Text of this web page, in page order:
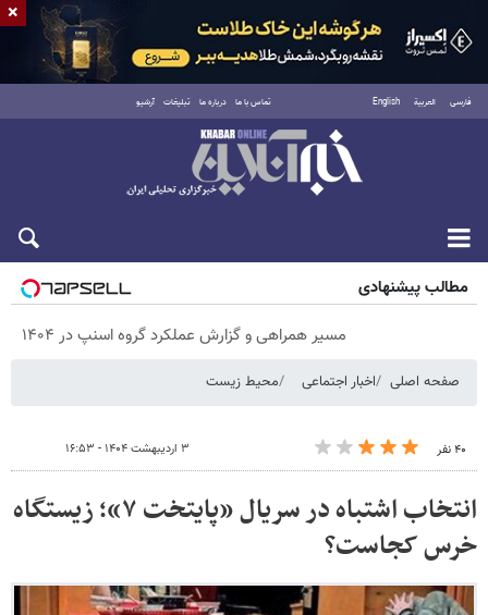
فارسی العربية English تماس با ما درباره ما تبلیغات آرشیو
پنجشنبه ۱۵ مرداد ۱۴۰۵
مطالب پیشنهادی
مسیر همراهی و گزارش عملکرد گروه اسنپ در ۱۴۰۴
صفحه اصلی اخبار اجتماعی محیط زیست
۴۰ نفر ۳ اردیبهشت ۱۴۰۴ - ۱۶:۵۳
انتخاب اشتباه در سریال «پایتخت ۷»؛ زیستگاه
خرس کجاست؟
×